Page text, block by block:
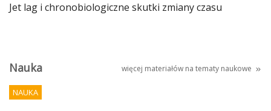
Jet lag i chronobiologiczne skutki zmiany czasu
Nauka więcej materiałów na tematy naukowe
NAUKA